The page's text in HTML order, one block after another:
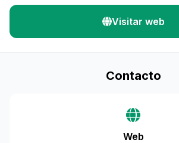
Visitar web
Contacto
Web